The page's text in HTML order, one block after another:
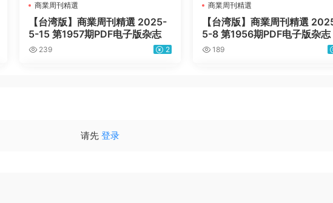
商業周刊精選
【台湾版】商業周刊精選 2025-
5-15 第1957期PDF电子版杂志
239 2
商業周刊精選
【台湾版】商業周刊精選
5-8 第1956期PDF电子版杂志
189
请先 登录